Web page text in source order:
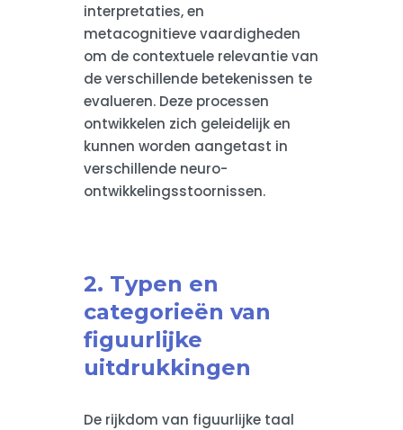
interpretaties, en
metacognitieve vaardigheden
om de contextuele relevantie van
de verschillende betekenissen te
evalueren. Deze processen
ontwikkelen zich geleidelijk en
kunnen worden aangetast in
verschillende neuro-
ontwikkelingsstoornissen.
2. Typen en
categorieën van
figuurlijke
uitdrukkingen
De rijkdom van figuurlijke taal